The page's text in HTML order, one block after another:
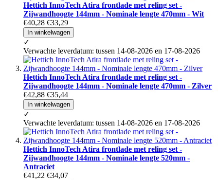
Hettich InnoTech Atira frontlade met reling set -
Zijwandhoogte 144mm - Nominale lengte 470mm - Wit
€40,28 €33,29
In winkelwagen
✓
Verwachte leverdatum: tussen 14-08-2026 en 17-08-2026
Hettich InnoTech Atira frontlade met reling set -
Zijwandhoogte 144mm - Nominale lengte 470mm - Zilver
€42,88 €35,44
In winkelwagen
✓
Verwachte leverdatum: tussen 14-08-2026 en 17-08-2026
Hettich InnoTech Atira frontlade met reling set -
Zijwandhoogte 144mm - Nominale lengte 520mm -
Antraciet
€41,22 €34,07